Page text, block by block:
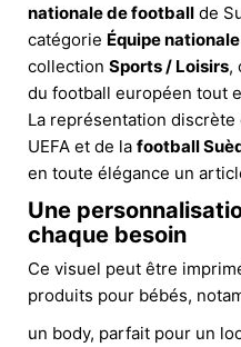
nationale de football de
catégorie Équipe nationale
collection Sports / Loisirs,
du football européen tout
La représentation
UEFA et de la football
en toute élégance un
Une
chaque besoin
Ce visuel peut être
produits pour bébés,
un body, parfait pour un